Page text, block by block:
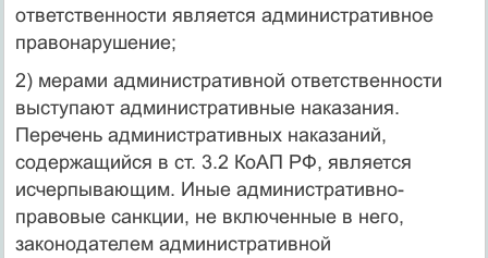
ответственности является административное
правонарушение;
2) мерами административной ответственности
выступают административные наказания.
Перечень административных наказаний,
содержащийся в ст. 3.2 КоАП РФ, является
исчерпывающим. Иные административно-
правовые санкции, не включенные в него,
законодателем административной